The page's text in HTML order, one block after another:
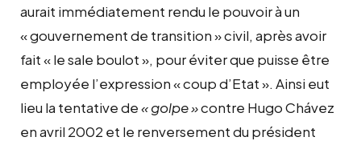
aurait immédiatement rendu le pouvoir à un
« gouvernement de transition » civil, après avoir
fait « le sale boulot », pour éviter que puisse être
employée l’expression « coup d’Etat ». Ainsi eut
lieu la tentative de« golpe »contre Hugo Chávez
en avril 2002 et le renversement du président